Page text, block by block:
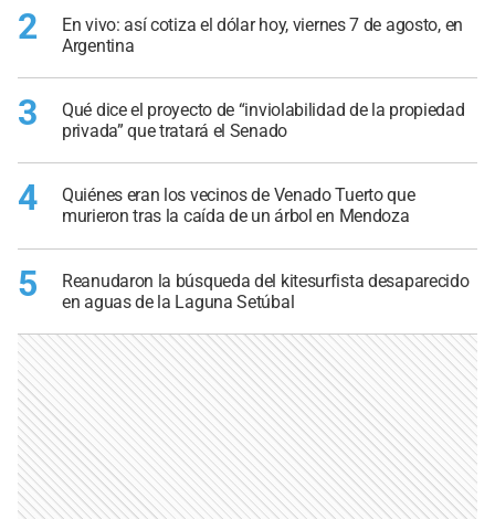
2
En vivo: así cotiza el dólar hoy, viernes 7 de agosto, en
Argentina
3
Qué dice el proyecto de “inviolabilidad de la propiedad
privada” que tratará el Senado
4
Quiénes eran los vecinos de Venado Tuerto que
murieron tras la caída de un árbol en Mendoza
5
Reanudaron la búsqueda del kitesurfista desaparecido
en aguas de la Laguna Setúbal